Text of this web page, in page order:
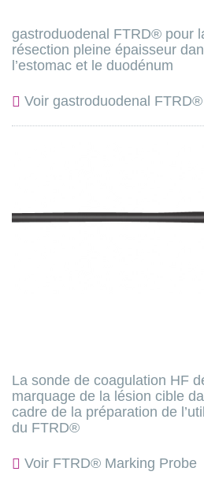
gastroduodenal FTRD® pour
résection pleine épaisseur
l’estomac et le duodénum
Voir gastroduodenal FTRD®
La sonde de coagulation HF
marquage de la lésion cible
cadre de la préparation de
du FTRD®
Voir FTRD® Marking Probe